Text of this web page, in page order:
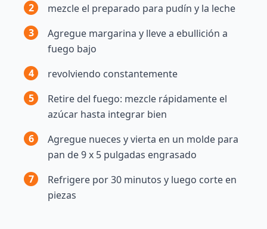
2
mezcle el preparado para pudín y la leche
3
Agregue margarina y lleve a ebullición a
fuego bajo
4
revolviendo constantemente
5
Retire del fuego: mezcle rápidamente el
azúcar hasta integrar bien
6
Agregue nueces y vierta en un molde para
pan de 9 x 5 pulgadas engrasado
7
Refrigere por 30 minutos y luego corte en
piezas